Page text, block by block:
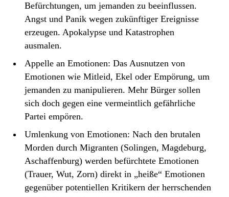
Befürchtungen, um jemanden zu beeinflussen.
Angst und Panik wegen zukünftiger Ereignisse
erzeugen. Apokalypse und Katastrophen
ausmalen.
Appelle an Emotionen: Das Ausnutzen von
Emotionen wie Mitleid, Ekel oder Empörung, um
jemanden zu manipulieren. Mehr Bürger sollen
sich doch gegen eine vermeintlich gefährliche
Partei empören.
Umlenkung von Emotionen: Nach den brutalen
Morden durch Migranten (Solingen, Magdeburg,
Aschaffenburg) werden befürchtete Emotionen
(Trauer, Wut, Zorn) direkt in „heiße“ Emotionen
gegenüber potentiellen Kritikern der herrschenden